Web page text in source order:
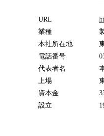
URL
業種
本社所在地
電話番号
代表者名
上場
資本金
設立